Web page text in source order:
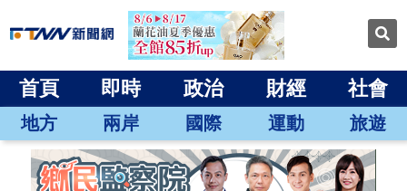
首頁 即時 政治 財經 社會
地方 兩岸 國際 運動 旅遊